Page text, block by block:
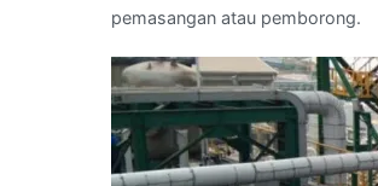
pemasangan atau pemborong.